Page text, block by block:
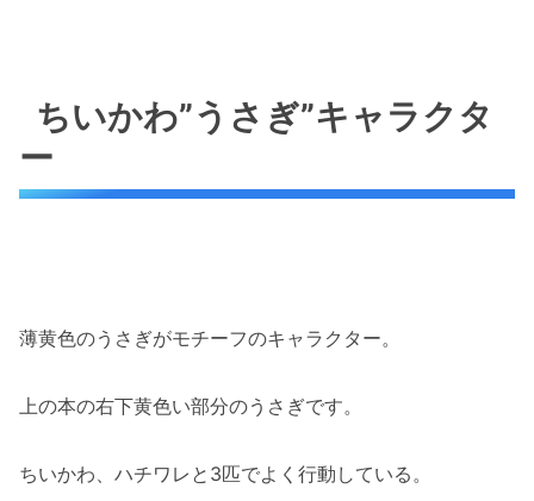
ちいかわ”うさぎ”キャラクタ
ー
薄黄色のうさぎがモチーフのキャラクター。
上の本の右下黄色い部分のうさぎです。
ちいかわ、ハチワレと3匹でよく行動している。